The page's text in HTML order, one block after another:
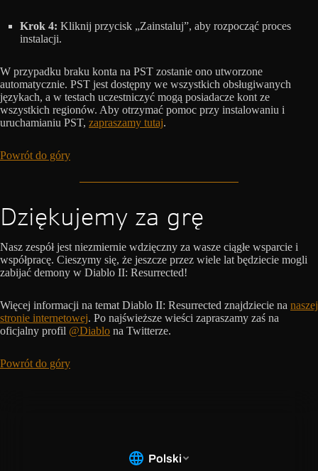
Krok 4: Kliknij przycisk „Zainstaluj”, aby rozpocząć proces
instalacji.
W przypadku braku konta na PST zostanie ono utworzone
automatycznie. PST jest dostępny we wszystkich obsługiwanych
językach, a w testach uczestniczyć mogą posiadacze kont ze
wszystkich regionów. Aby otrzymać pomoc przy instalowaniu i
uruchamianiu PST, zapraszamy tutaj.
Powrót do góry
Dziękujemy za grę
Nasz zespół jest niezmiernie wdzięczny za wasze ciągłe wsparcie i
współpracę. Cieszymy się, że jeszcze przez wiele lat będziecie mogli
zabijać demony w Diablo II: Resurrected!
Więcej informacji na temat Diablo II: Resurrected znajdziecie na naszej
stronie internetowej. Po najświeższe wieści zapraszamy zaś na
oficjalny profil @Diablo na Twitterze.
Powrót do góry